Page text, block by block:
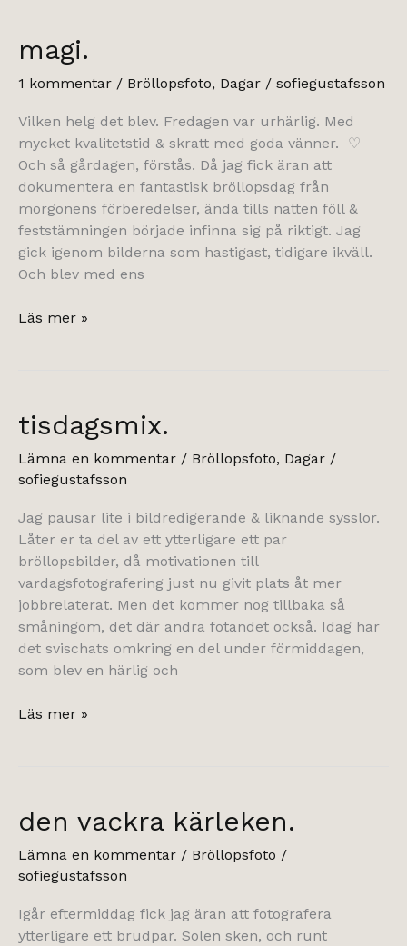
magi.
1 kommentar / Bröllopsfoto, Dagar / sofiegustafsson
Vilken helg det blev. Fredagen var urhärlig. Med
mycket kvalitetstid & skratt med goda vänner. ♡
Och så gårdagen, förstås. Då jag fick äran att
dokumentera en fantastisk bröllopsdag från
morgonens förberedelser, ända tills natten föll &
feststämningen började infinna sig på riktigt. Jag
gick igenom bilderna som hastigast, tidigare ikväll.
Och blev med ens
magi.
Läs mer »
tisdagsmix.
Lämna en kommentar / Bröllopsfoto, Dagar /
sofiegustafsson
Jag pausar lite i bildredigerande & liknande sysslor.
Låter er ta del av ett ytterligare ett par
bröllopsbilder, då motivationen till
vardagsfotografering just nu givit plats åt mer
jobbrelaterat. Men det kommer nog tillbaka så
småningom, det där andra fotandet också. Idag har
det svischats omkring en del under förmiddagen,
som blev en härlig och
tisdagsmix.
Läs mer »
den vackra kärleken.
Lämna en kommentar / Bröllopsfoto /
sofiegustafsson
Igår eftermiddag fick jag äran att fotografera
ytterligare ett brudpar. Solen sken, och runt